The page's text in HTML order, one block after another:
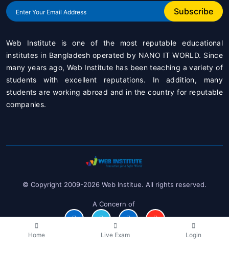
Home Live Exam Login
Subscribe
Web Institute is one of the most reputable educational
institutes in Bangladesh operated by NANO IT WORLD. Since
many years ago, Web Institute has been teaching a variety of
students with excellent reputations. In addition, many
students are working abroad and in the country for reputable
companies.
© Copyright 2009-2026 Web Institue. All rights reserved.
A Concern of